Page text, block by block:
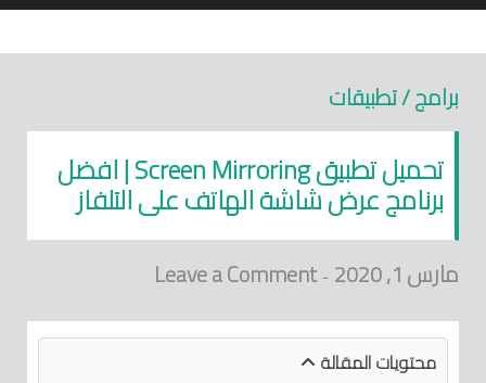
برامج / تطبيقات
تحميل تطبيق Screen Mirroring | افضل
برنامج عرض شاشة الهاتف على التلفاز
مارس 1, 2020 -
Leave a Comment
محتويات المقالة